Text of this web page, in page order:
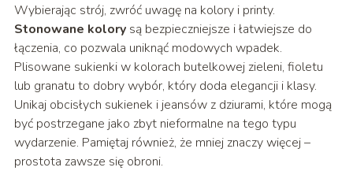
Wybierając strój, zwróć uwagę na kolory i printy.
Stonowane kolorysą bezpieczniejsze i łatwiejsze do
łączenia, co pozwala uniknąć modowych wpadek.
Plisowane sukienki w kolorach butelkowej zieleni, fioletu
lub granatu to dobry wybór, który doda elegancji i klasy.
Unikaj obcisłych sukienek i jeansów z dziurami, które mogą
być postrzegane jako zbyt nieformalne na tego typu
wydarzenie. Pamiętaj również, że mniej znaczy więcej –
prostota zawsze się obroni.